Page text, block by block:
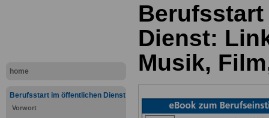
home
Berufsstart im öffentlichen Dienst
Vorwort
Dienst:
Musik,